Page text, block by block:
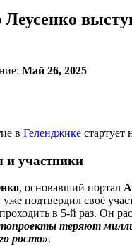
Май 26, 2025
в Геленджике стартует
и участники
, основавший портал
уже подтвердил своё
в 5-й раз. Он
теряют
роста».